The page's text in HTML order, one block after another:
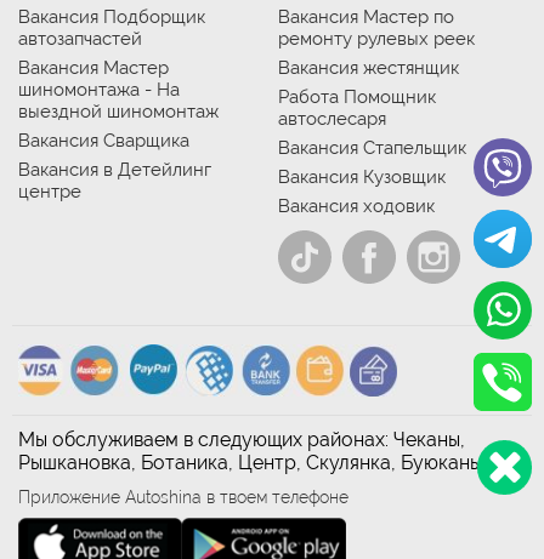
Вакансия Подборщик
автозапчастей
Вакансия Мастер
шиномонтажа - На
выездной шиномонтаж
Вакансия Сварщика
Вакансия в Детейлинг
центре
Вакансия Мастер по
ремонту рулевых реек
Вакансия жестянщик
Работа Помощник
автослесаря
Вакансия Стапельщик
Вакансия Кузовщик
Вакансия ходовик
Мы обслуживаем в следующих районах: Чеканы,
Рышкановка, Ботаника, Центр, Скулянка, Буюканы
Приложение Autoshina в твоем телефоне